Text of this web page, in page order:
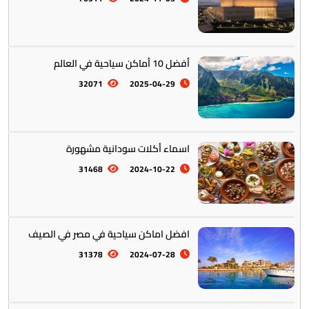
أمريكا الجنوبية || القارة اللاتينية
أستراليا || أوقيانوسيا
أفضل 10 أماكن سياحية في العالم
2025-04-29
32071
اسماء أكلات سودانية مشهورة
2024-10-22
31468
افضل اماكن سياحية في مصر في الصيف
2024-07-28
31378